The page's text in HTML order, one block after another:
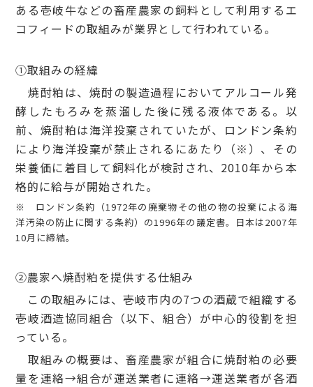
ある壱岐牛などの畜産農家の飼料として利用するエ
コフィードの取組みが業界として行われている。
①取組みの経緯
焼酎粕は、焼酎の製造過程においてアルコール発
酵したもろみを蒸溜した後に残る液体である。以
前、焼酎粕は海洋投棄されていたが、ロンドン条約
により海洋投棄が禁止されるにあたり（※）、その
栄養価に着目して飼料化が検討され、2010年から本
格的に給与が開始された。
※ ロンドン条約（1972年の廃棄物その他の物の投棄による海
洋汚染の防止に関する条約）の1996年の議定書。日本は2007年
10月に締結。
②農家へ焼酎粕を提供する仕組み
この取組みには、壱岐市内の7つの酒蔵で組織する
壱岐酒造協同組合（以下、組合）が中心的役割を担
っている。
取組みの概要は、畜産農家が組合に焼酎粕の必要
量を連絡→組合が運送業者に連絡→運送業者が各酒